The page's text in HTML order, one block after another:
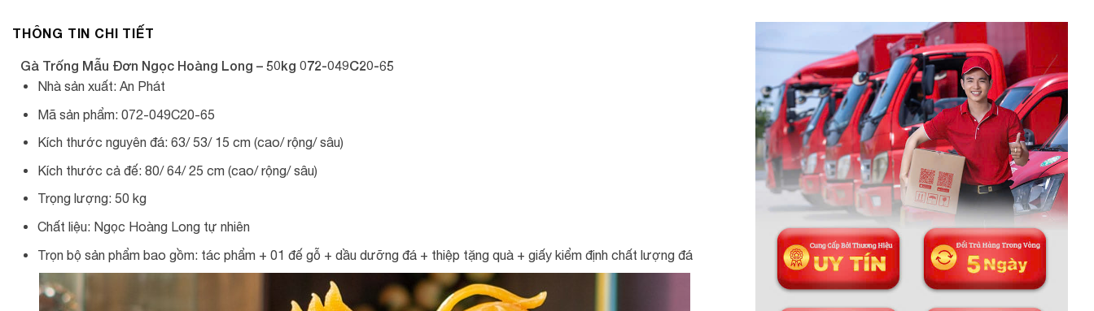
THÔNG TIN CHI TIẾT
Gà Trống Mẫu Đơn Ngọc Hoàng Long – 50kg 072-049C20-65
Nhà sản xuất: An Phát
Mã sản phẩm: 072-049C20-65
Kích thước nguyên đá: 63/ 53/ 15 cm (cao/ rộng/ sâu)
Kích thước cả đế: 80/ 64/ 25 cm (cao/ rộng/ sâu)
Trọng lượng: 50 kg
Chất liệu: Ngọc Hoàng Long tự nhiên
Trọn bộ sản phẩm bao gồm: tác phẩm + 01 đế gỗ + dầu dưỡng đá + thiệp tặng quà + giấy kiểm định chất lượng đá